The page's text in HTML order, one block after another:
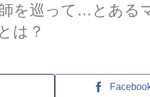
を巡って…とある
は？